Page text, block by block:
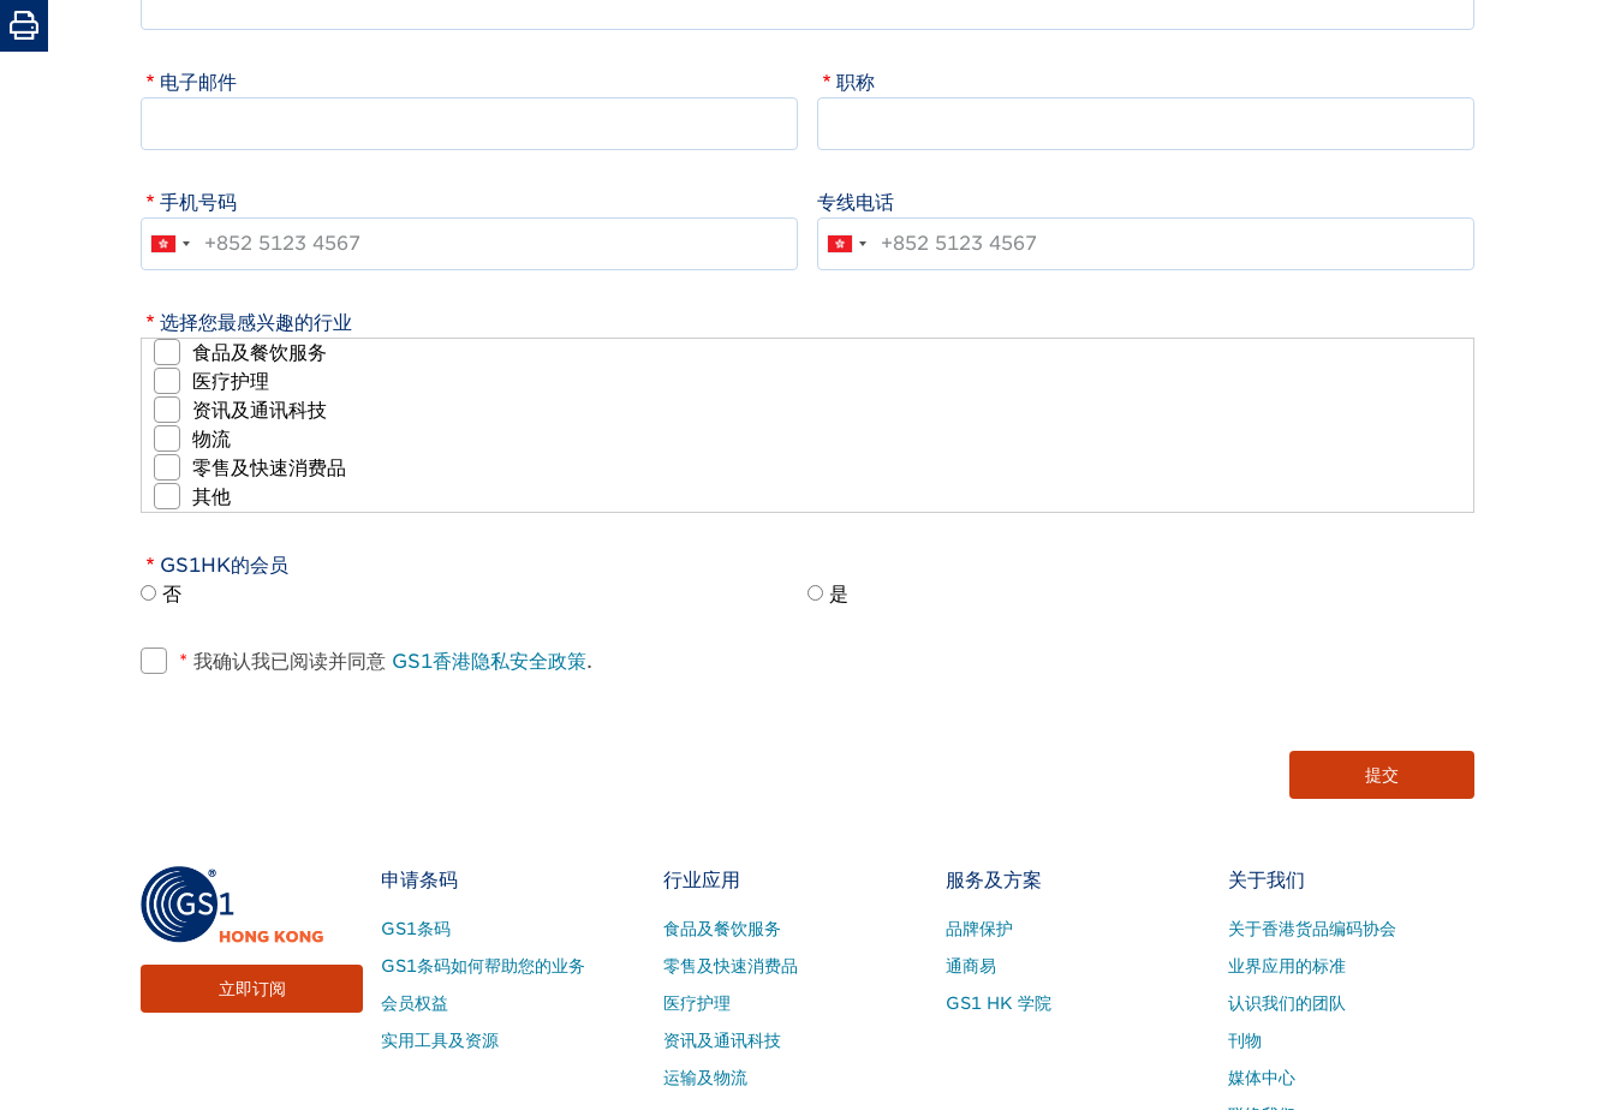
电子邮件 职称
手机号码 专线电话
选择您最感兴趣的行业
食品及餐饮服务
医疗护理
资讯及通讯科技
物流
零售及快速消费品
其他
GS1HK的会员
否
是
* 我确认我已阅读并同意 GS1香港隐私安全政策.
立即订阅
Footer
Site
Menu
申请条码
GS1条码
GS1条码如何帮助您的业务
会员权益
实用工具及资源
行业应用
食品及餐饮服务
零售及快速消费品
医疗护理
资讯及通讯科技
运输及物流
服务及方案
品牌保护
通商易
GS1 HK 学院
关于我们
关于香港货品编码协会
业界应用的标准
认识我们的团队
刊物
媒体中心